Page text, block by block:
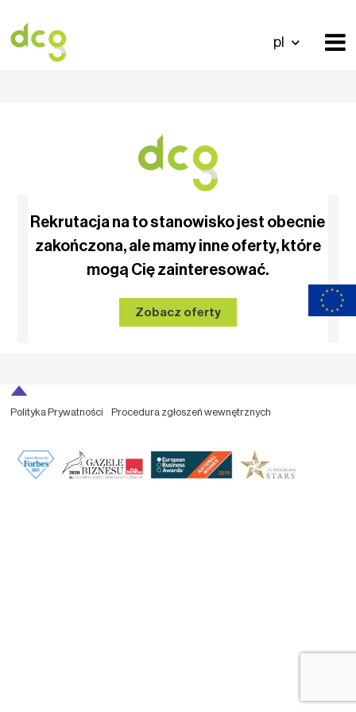
pl
Rekrutacja na to stanowisko jest obecnie
zakończona, ale mamy inne oferty, które
mogą Cię zainteresować.
Zobacz oferty
Polityka Prywatności Procedura zgłoszeń wewnętrznych